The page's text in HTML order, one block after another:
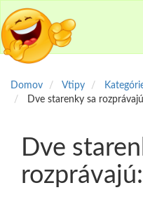
Domov Vtipy
Dve starenky sa
Dve